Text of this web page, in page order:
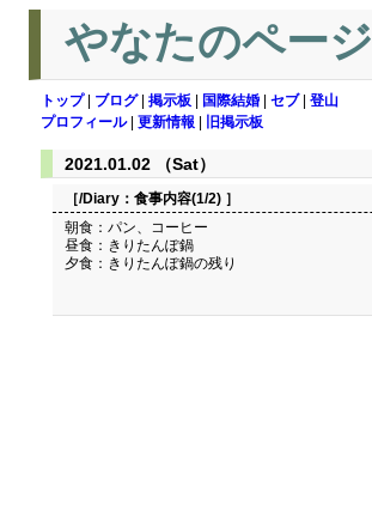
やなたのページ
トップ| ブログ| 掲示板 国際結婚 セブ| 登山
プロフィール| 更新情報 旧掲示板
2021.01.02 （Sat）
［/Diary： 食事内容(1/2) ］
朝食：パン、コーヒー
昼食：きりたんぽ鍋
夕食：きりたんぽ鍋の残り